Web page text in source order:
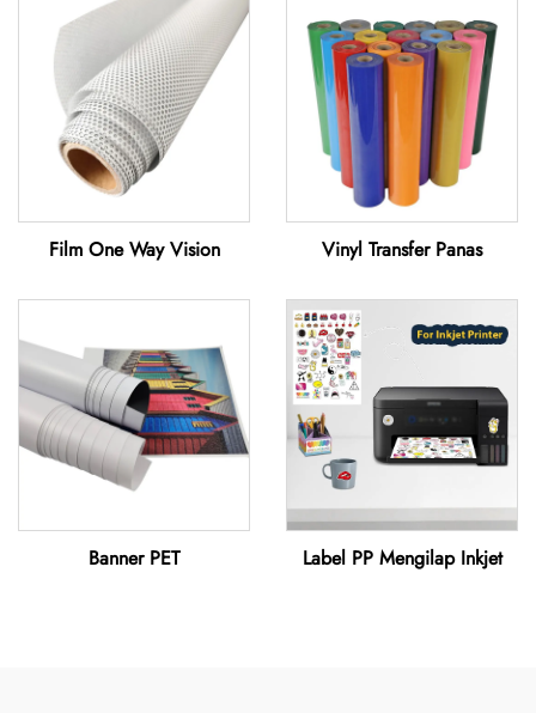
Film One Way Vision Vinyl Transfer Panas
Banner PET Label PP Mengilap Inkjet